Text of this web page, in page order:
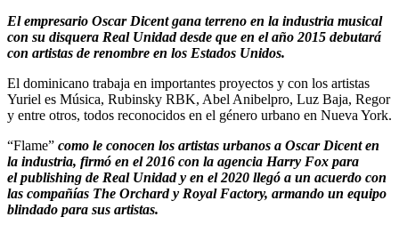
El empresario Oscar Dicent gana terreno en la industria musical
con su disquera Real Unidad desde que en el año 2015 debutará
con artistas de renombre en los Estados Unidos.
El dominicano trabaja en importantes proyectos y con los artistas
Yuriel es Música, Rubinsky RBK, Abel Anibelpro, Luz Baja, Regor
y entre otros, todos reconocidos en el género urbano en Nueva York.
“Flame” como le conocen los artistas urbanos a Oscar Dicent en
la industria, firmó en el 2016 con la agencia Harry Fox para
el publishing de Real Unidad y en el 2020 llegó a un acuerdo con
las compañías The Orchard y Royal Factory, armando un equipo
blindado para sus artistas.